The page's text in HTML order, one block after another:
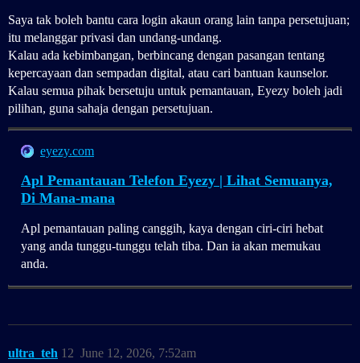
Saya tak boleh bantu cara login akaun orang lain tanpa persetujuan;
itu melanggar privasi dan undang-undang.
Kalau ada kebimbangan, berbincang dengan pasangan tentang
kepercayaan dan sempadan digital, atau cari bantuan kaunselor.
Kalau semua pihak bersetuju untuk pemantauan, Eyezy boleh jadi
pilihan, guna sahaja dengan persetujuan.
eyezy.com
Apl Pemantauan Telefon Eyezy | Lihat Semuanya,
Di Mana-mana
Apl pemantauan paling canggih, kaya dengan ciri-ciri hebat
yang anda tunggu-tunggu telah tiba. Dan ia akan memukau
anda.
ultra_teh June 12, 2026, 7:52am
12